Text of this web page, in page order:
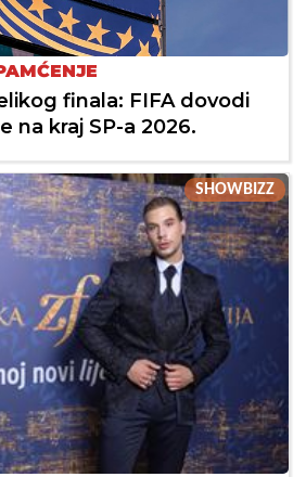
finala: FIFA dovodi
na kraj SP-a 2026.
SHOWBIZZ